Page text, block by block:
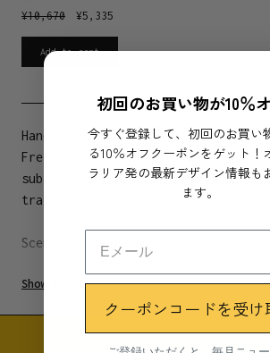
¥10,670 ¥5,335
Add to cart
Hand poured in Byron Bay,
Fresh cut fir needle and rich
subtle hints of clove and musk,
trail through the wilderness.
Scent tone: Green / Woody / Earthy
Natural 100% soy wax candle set in
jar, topped with an aluminium
Show more
初回のお買い物が10％
今すぐ登録して、初回のお買い
る10％オフクーポンをゲット！
ラリア発の最新デザイン情報も
ます。
クーポンコードを受け